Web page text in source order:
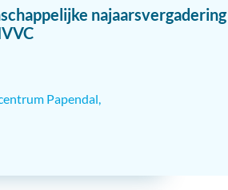
najaarsvergadering
Papendal,